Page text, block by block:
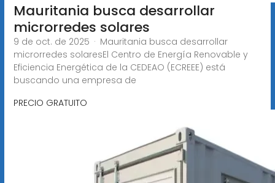
Mauritania busca desarrollar
microrredes solares
9 de oct. de 2025 · Mauritania busca desarrollar
microrredes solaresEl Centro de Energía Renovable y
Eficiencia Energética de la CEDEAO (ECREEE) está
buscando una empresa de
PRECIO GRATUITO